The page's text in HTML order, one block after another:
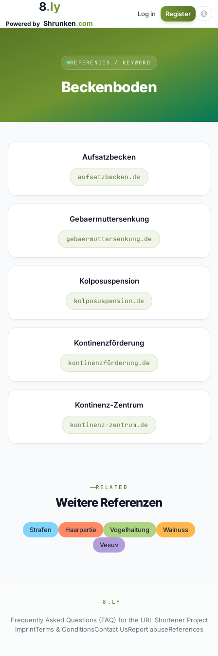
8.ly
Powered by Shrunken.com
Log in Register
REFERENCES / KEYWORD
Beckenboden
Aufsatzbecken
aufsatzbecken.de
Gebaermuttersenkung
gebaermuttersenkung.de
Kolposuspension
kolposuspension.de
Kontinenzförderung
kontinenzförderung.de
Kontinenz-Zentrum
kontinenz-zentrum.de
RELATED
Weitere Referenzen
Strafen Haarpartie Vogelhaltung
Walnuss
Vesuv
8.LY
Frequently Asked Questions (FAQ) for the URL Shortener Project
ImprintTerms & ConditionsContact UsReport abuseReferences